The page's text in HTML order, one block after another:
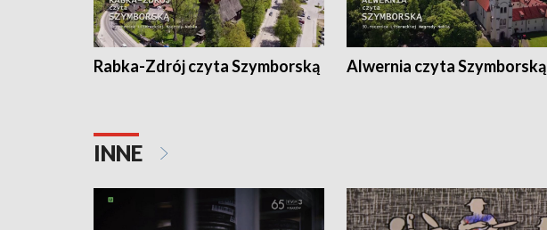
Rabka-Zdrój czyta Szymborską Alwernia czyta Szymborską
INNE